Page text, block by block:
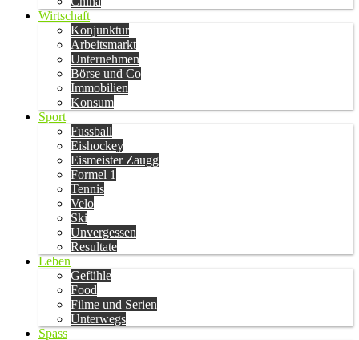
Wirtschaft
Konjunktur
Arbeitsmarkt
Unternehmen
Börse und Co
Immobilien
Konsum
Sport
Fussball
Eishockey
Eismeister Zaugg
Formel 1
Tennis
Velo
Ski
Unvergessen
Resultate
Leben
Gefühle
Food
Filme und Serien
Unterwegs
Spass